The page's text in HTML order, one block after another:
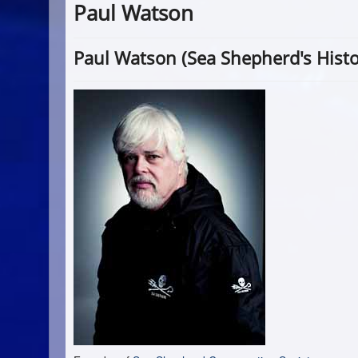
Paul Watson
Paul Watson (Sea Shepherd's